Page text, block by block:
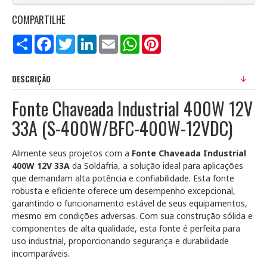
COMPARTILHE
Compartilhar
FacebookTwitterLinkedInEmail WhatsApp
DESCRIÇÃO
Fonte Chaveada Industrial 400W 12V
33A (S-400W/BFC-400W-12VDC)
Alimente seus projetos com a Fonte Chaveada Industrial
400W 12V 33A da Soldafria, a solução ideal para aplicações
que demandam alta potência e confiabilidade. Esta fonte
robusta e eficiente oferece um desempenho excepcional,
garantindo o funcionamento estável de seus equipamentos,
mesmo em condições adversas. Com sua construção sólida e
componentes de alta qualidade, esta fonte é perfeita para
uso industrial, proporcionando segurança e durabilidade
incomparáveis.